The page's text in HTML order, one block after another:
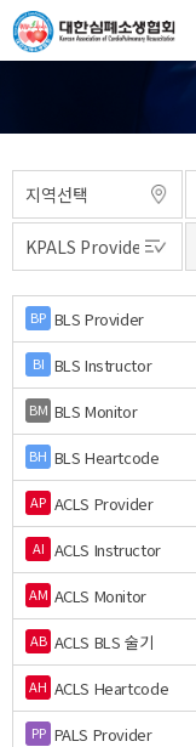
BP BLS Provider
BI BLS Instructor
BM BLS Monitor
BH BLS Heartcode
AP ACLS Provider
AI ACLS Instructor
AM ACLS Monitor
AB ACLS BLS 술기
AH ACLS Heartcode
PP PALS Provider